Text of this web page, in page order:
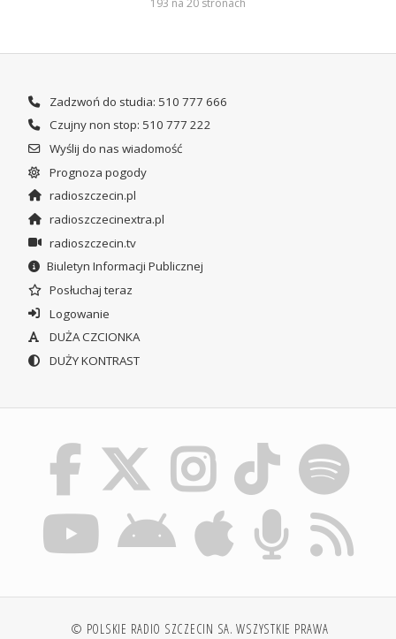
193 na 20 stronach
Zadzwoń do studia: 510 777 666
Czujny non stop: 510 777 222
Wyślij do nas wiadomość
Prognoza pogody
radioszczecin.pl
radioszczecinextra.pl
radioszczecin.tv
Biuletyn Informacji Publicznej
Posłuchaj teraz
Logowanie
DUŻA CZCIONKA
DUŻY KONTRAST
© POLSKIE RADIO SZCZECIN SA. WSZYSTKIE PRAWA